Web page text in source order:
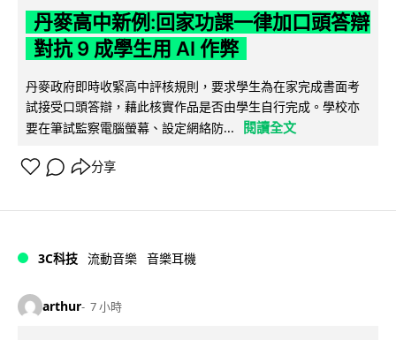
丹麥高中新例:回家功課一律加口頭答辯
對抗 9 成學生用 AI 作弊
丹麥政府即時收緊高中評核規則，要求學生為在家完成書面考
試接受口頭答辯，藉此核實作品是否由學生自行完成。學校亦
要在筆試監察電腦螢幕、設定網絡防...
閱讀全文
分享
3C科技 流動音樂 音樂耳機
arthur 7 小時